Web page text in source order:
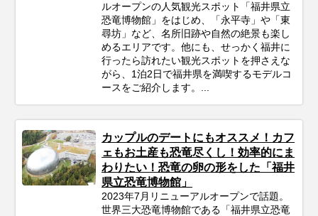
ルオープンの人気観光スポット「福井県立
恐竜博物館」をはじめ、「永平寺」や「東
尋坊」など、名所旧跡や自然の絶景も楽し
めるエリアです。他にも、せっかく福井に
行ったら訪れたい観光スポットを押さえな
がら、1泊2日で福井県を満喫するモデルコ
ースをご紹介します。...
カップルのデートにもオススメ！カフ
ェもお土産も恐竜尽くし！効率的にま
わりたい！恐竜の卵の形をした「福井
県立恐竜博物館」
2023年7月リニューアルオープンで話題。
世界三大恐竜博物館である「福井県立恐竜